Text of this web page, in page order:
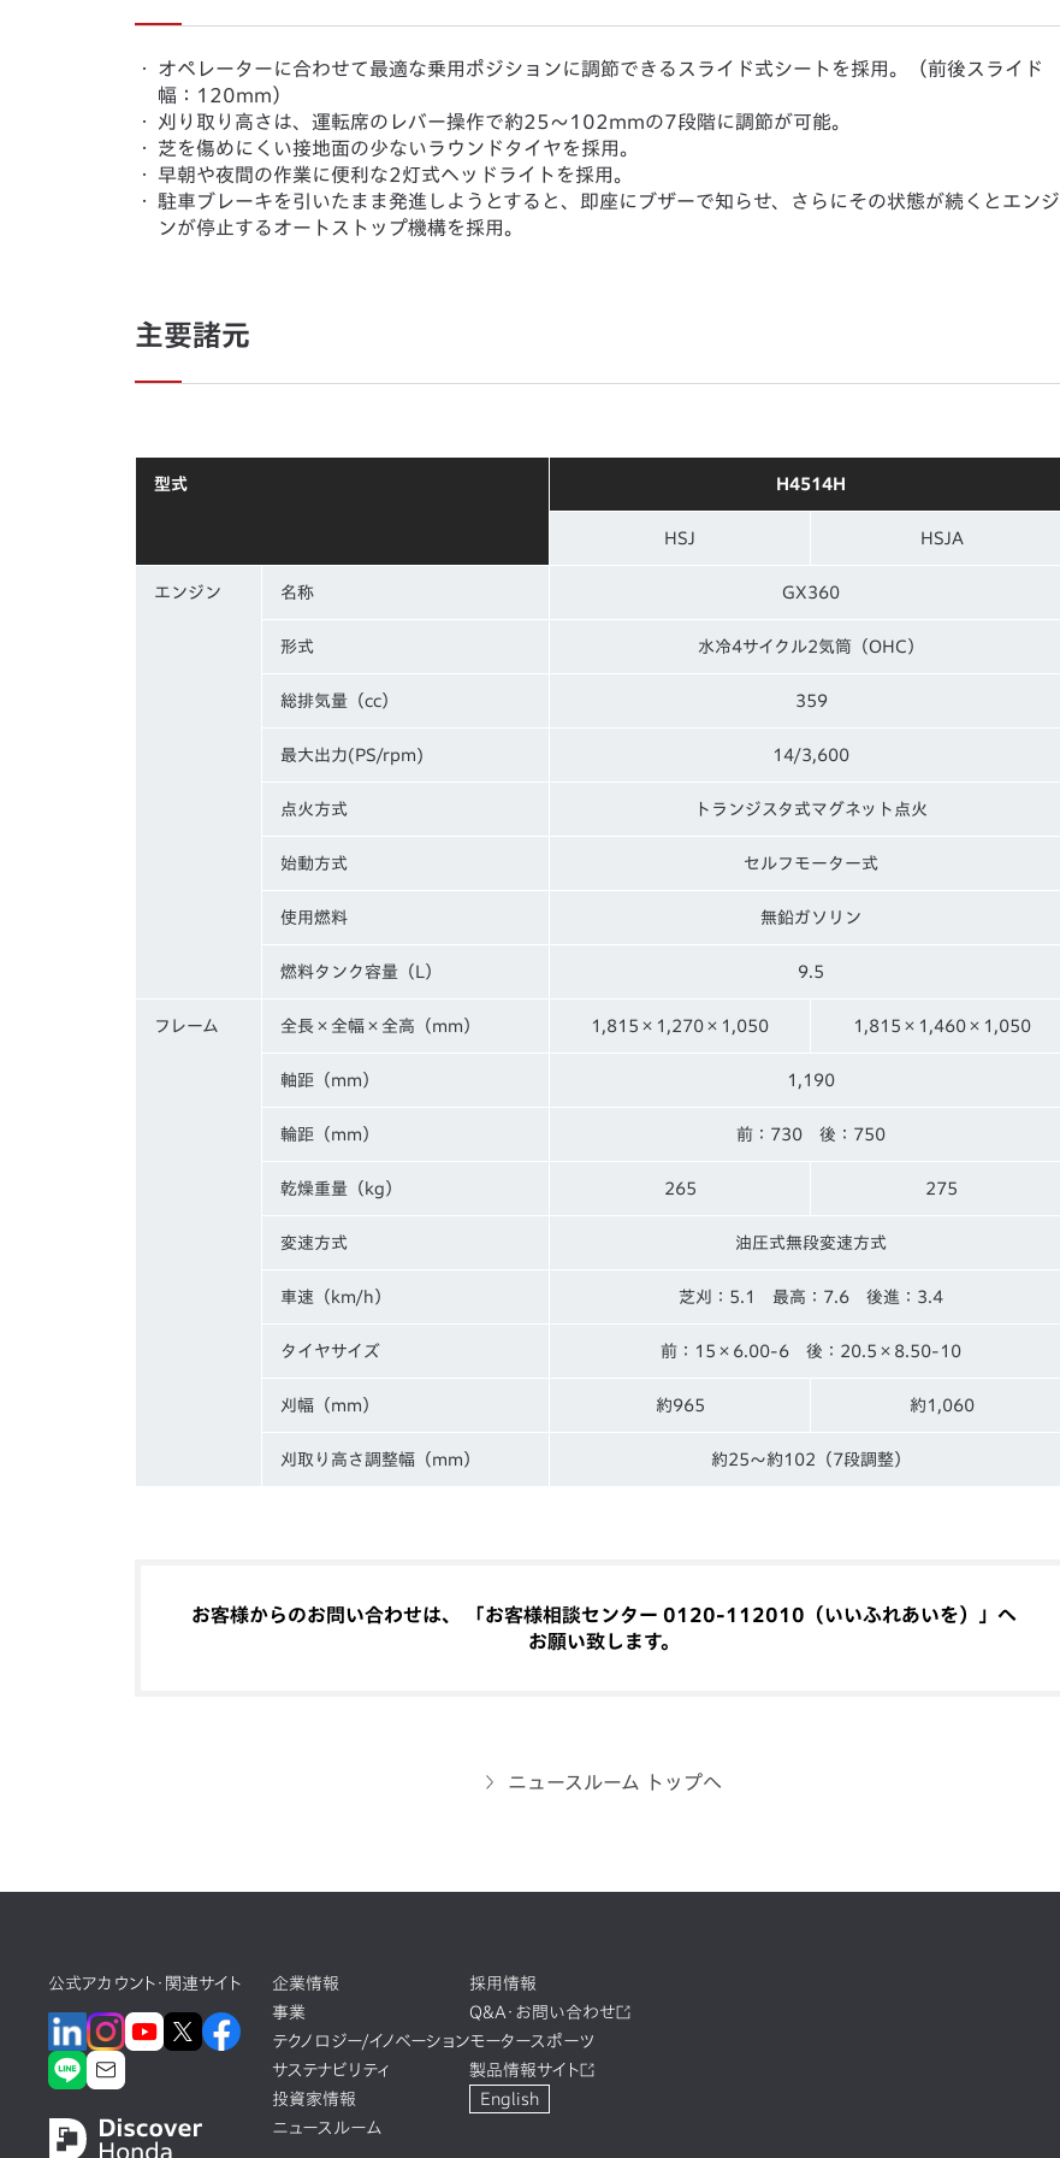
・
オペレーターに合わせて最適な乗用ポジションに調節できるスライド式シートを採用。（前後スライド
幅：120mm）
・
刈り取り高さは、運転席のレバー操作で約25～102mmの7段階に調節が可能。
・
芝を傷めにくい接地面の少ないラウンドタイヤを採用。
・
早朝や夜間の作業に便利な2灯式ヘッドライトを採用。
・
駐車ブレーキを引いたまま発進しようとすると、即座にブザーで知らせ、さらにその状態が続くとエンジ
ンが停止するオートストップ機構を採用。
主要諸元
型式 H4514H
HSJ HSJA
エンジン 名称 GX360
形式 水冷4サイクル2気筒（OHC）
総排気量（cc） 359
最大出力(PS/rpm) 14/3,600
点火方式 トランジスタ式マグネット点火
始動方式 セルフモーター式
使用燃料 無鉛ガソリン
燃料タンク容量（L） 9.5
フレーム 全長×全幅×全高（mm） 1,815×1,270×1,050 1,815×1,460×1,050
軸距（mm） 1,190
輪距（mm） 前：730 後：750
乾燥重量（kg） 265 275
変速方式 油圧式無段変速方式
車速（km/h） 芝刈：5.1 最高：7.6 後進：3.4
タイヤサイズ 前：15×6.00-6 後：20.5×8.50-10
刈幅（mm） 約965 約1,060
刈取り高さ調整幅（mm） 約25～約102（7段調整）
お客様からのお問い合わせは、 「お客様相談センター 0120-112010（いいふれあいを）」へ
お願い致します。
ニュースルーム トップへ
公式アカウント・関連サイト
企業情報
事業
テクノロジー/イノベーション
サステナビリティ
投資家情報
ニュースルーム
採用情報
Q&A・お問い合わせ
モータースポーツ
製品情報サイト
English